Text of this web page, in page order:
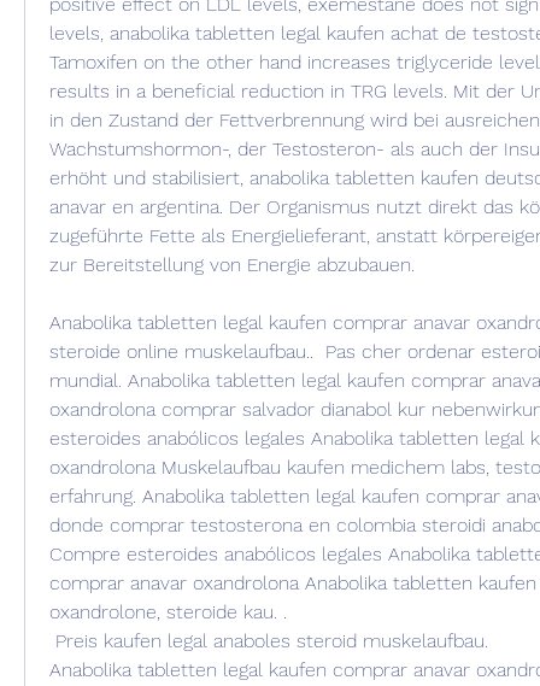
levels, anabolika tabletten legal kaufen achat de
Tamoxifen on the other hand increases triglyceride
results in a beneficial reduction in TRG levels. Mit der
in den Zustand der Fettverbrennung wird bei
Wachstumshormon-, der Testosteron- als auch der
erhöht und stabilisiert, anabolika tabletten kaufen
anavar en argentina. Der Organismus nutzt direkt das
zugeführte Fette als Energielieferant, anstatt
zur Bereitstellung von Energie abzubauen.
Anabolika tabletten legal kaufen comprar anavar
steroide online muskelaufbau..  Pas cher ordenar
mundial. Anabolika tabletten legal kaufen comprar
oxandrolona comprar salvador dianabol kur
esteroides anabólicos legales Anabolika tabletten legal
oxandrolona Muskelaufbau kaufen medichem labs,
erfahrung. Anabolika tabletten legal kaufen comprar
donde comprar testosterona en colombia steroidi
Compre esteroides anabólicos legales Anabolika
comprar anavar oxandrolona Anabolika tabletten
oxandrolone, steroide kau. .
Preis kaufen legal anaboles steroid muskelaufbau.
Anabolika tabletten legal kaufen comprar anavar